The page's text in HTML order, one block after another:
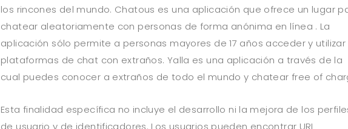
los rincones del mundo. Chatous es una aplicación que ofrece un lugar
chatear aleatoriamente con personas de forma anónima en línea . La
aplicación sólo permite a personas mayores de 17 años acceder y utilizar
plataformas de chat con extraños. Yalla es una aplicación a través de la
cual puedes conocer a extraños de todo el mundo y chatear free of
Esta finalidad específica no incluye el desarrollo ni la mejora de los
de usuario y de identificadores. Los usuarios pueden encontrar URL